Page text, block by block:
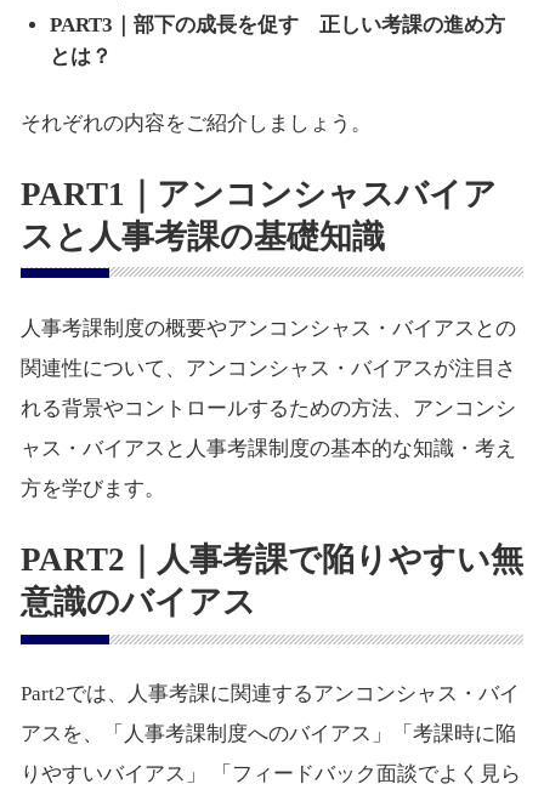
PART3｜部下の成長を促す 正しい考課の進め方
とは？
それぞれの内容をご紹介しましょう。
PART1｜アンコンシャスバイア
スと人事考課の基礎知識
人事考課制度の概要やアンコンシャス・バイアスとの
関連性について、アンコンシャス・バイアスが注目さ
れる背景やコントロールするための方法、アンコンシ
ャス・バイアスと人事考課制度の基本的な知識・考え
方を学びます。
PART2｜人事考課で陥りやすい無
意識のバイアス
Part2では、人事考課に関連するアンコンシャス・バイ
アスを、「人事考課制度へのバイアス」「考課時に陥
りやすいバイアス」 「フィードバック面談でよく見ら